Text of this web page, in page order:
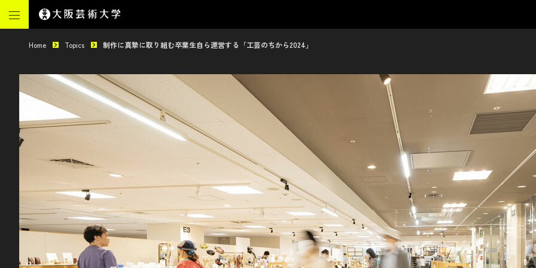
Home Topics 制作に真摯に取り組む卒業生自ら運営する「工芸のちから2024」